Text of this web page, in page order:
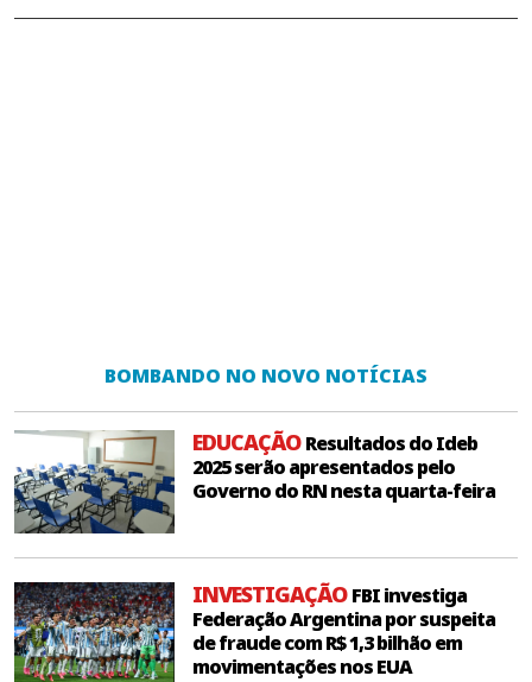
BOMBANDO NO NOVO NOTÍCIAS
EDUCAÇÃOResultados do Ideb
2025 serão apresentados pelo
Governo do RN nesta quarta-feira
INVESTIGAÇÃOFBI investiga
Federação Argentina por suspeita
de fraude com R$ 1,3 bilhão em
movimentações nos EUA